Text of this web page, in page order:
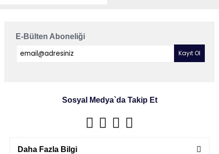
E-Bülten Aboneliği
Sosyal Medya`da Takip Et
Daha Fazla Bilgi